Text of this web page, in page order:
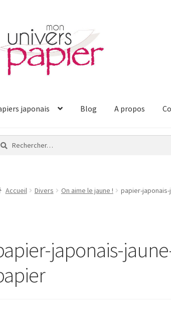
japonais Blog A propos
:
Accueil Divers On aime le jaune ! papier-
japonais-